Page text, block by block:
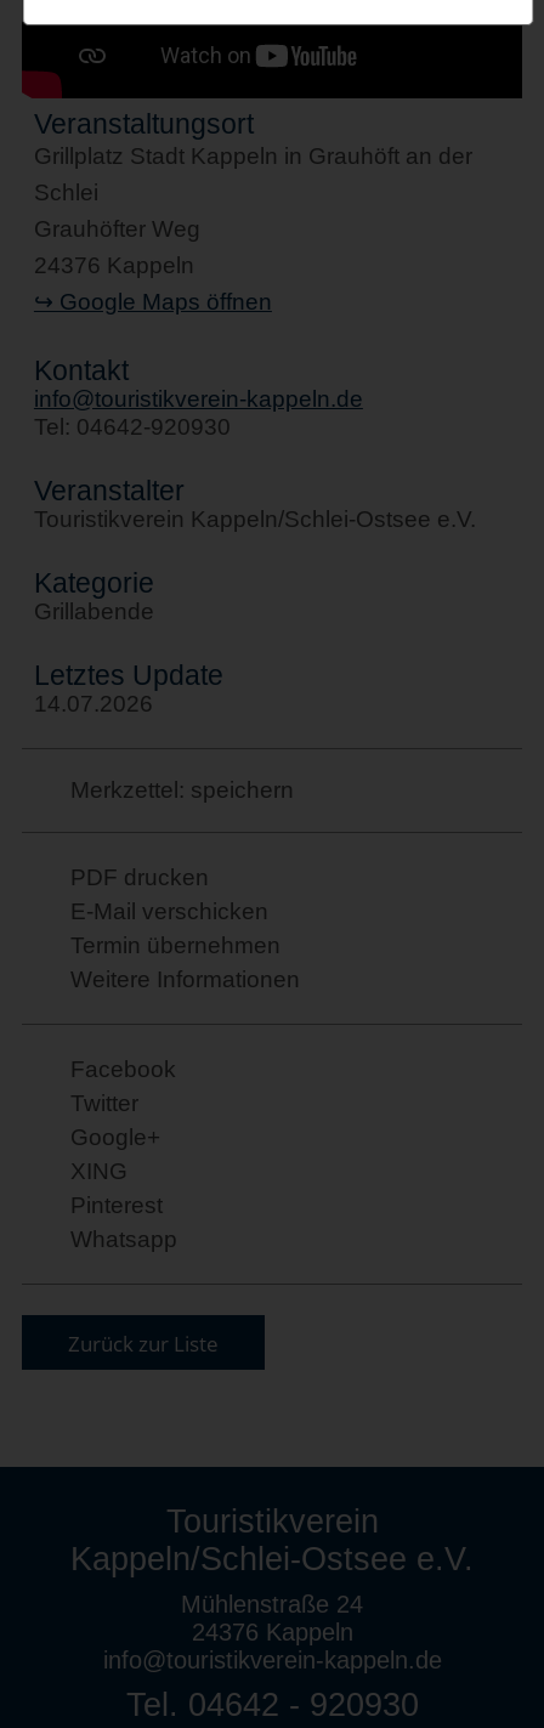
Veranstaltungsort
Grillplatz Stadt Kappeln in Grauhöft an der
Schlei
Grauhöfter Weg
24376 Kappeln
↪ Google Maps öffnen
Kontakt
info@touristikverein-kappeln.de
Tel: 04642-920930
Veranstalter
Touristikverein Kappeln/Schlei-Ostsee e.V.
Kategorie
Grillabende
Letztes Update
14.07.2026
Merkzettel: speichern
PDF drucken
E-Mail verschicken
Termin übernehmen
Weitere Informationen
Facebook
Twitter
Google+
XING
Pinterest
Whatsapp
Zurück zur Liste
Touristikverein
Kappeln/Schlei-Ostsee e.V.
Mühlenstraße 24
24376 Kappeln
info@touristikverein-kappeln.de
Tel. 04642 - 920930